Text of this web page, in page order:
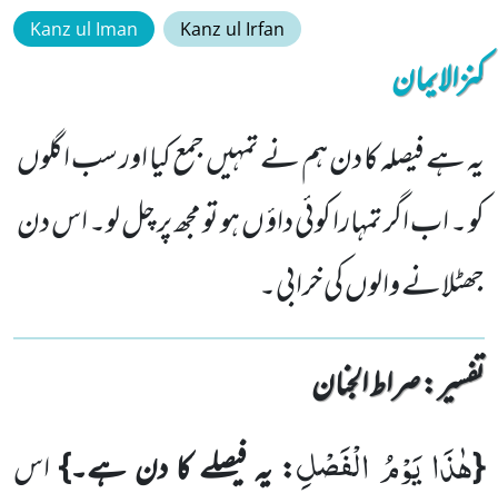
Kanz ul Iman Kanz ul Irfan
کنزالایمان
یہ ہے فیصلہ کا دن ہم نے تمہیں جمع کیا اور سب اگلوں
کو ۔ اب اگر تمہارا کوئی داؤ ں ہو تو مجھ پر چل لو۔ اس دن
جھٹلانے والوں کی خرابی۔
تفسیر : ‎صراط الجنان
{هٰذَا یَوْمُ الْفَصْلِ: یہ فیصلے کا دن ہے۔}اس